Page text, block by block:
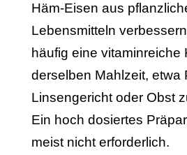
Häm-Eisen aus
Lebensmitteln
häufig eine vitaminreiche
derselben Mahlzeit, etwa
Linsengericht oder Obst
Ein hoch dosiertes
meist nicht erforderlich.